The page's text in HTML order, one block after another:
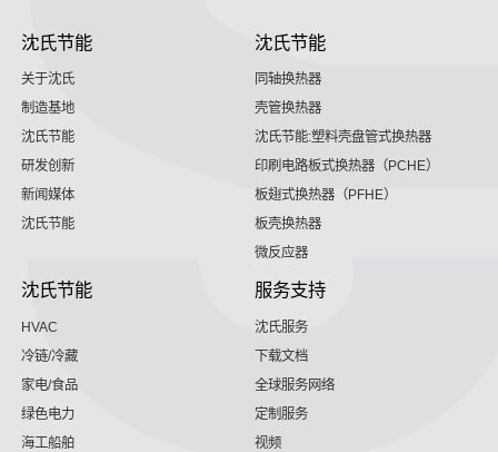
沈氏节能
关于沈氏
制造基地
沈氏节能
研发创新
新闻媒体
沈氏节能
沈氏节能
同轴换热器
壳管换热器
沈氏节能:塑料壳盘管式换热器
印刷电路板式换热器（PCHE）
板翅式换热器（PFHE）
板壳换热器
微反应器
沈氏节能
HVAC
冷链/冷藏
家电/食品
绿色电力
海工船舶
服务支持
沈氏服务
下载文档
全球服务网络
定制服务
视频